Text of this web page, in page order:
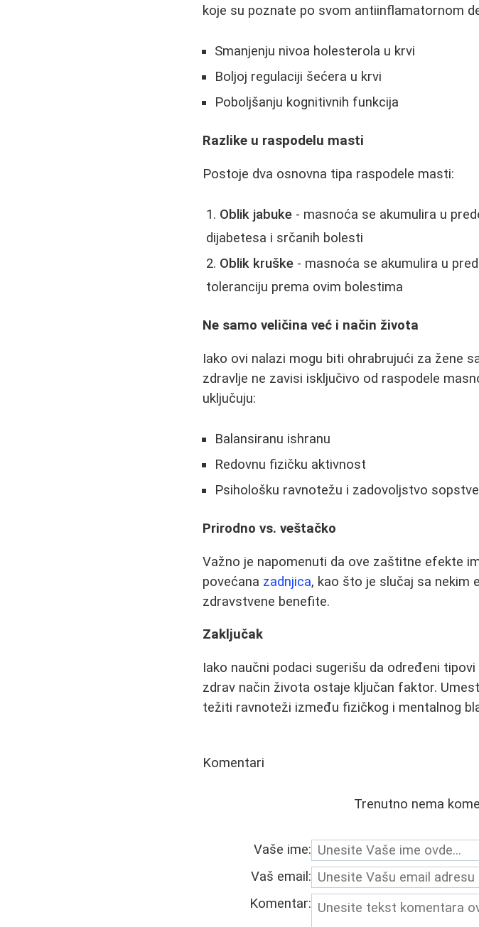
koje su poznate po svom antiinflamatornom
Smanjenju nivoa holesterola u krvi
Boljoj regulaciji šećera u krvi
Poboljšanju kognitivnih funkcija
Razlike u raspodelu masti
Postoje dva osnovna tipa raspodele masti:
Oblik jabuke - masnoća se akumulira u
dijabetesa i srčanih bolesti
Oblik kruške - masnoća se akumulira u
toleranciju prema ovim bolestima
Ne samo veličina već i način života
Iako ovi nalazi mogu biti ohrabrujući za žene
zdravlje ne zavisi isključivo od raspodele
uključuju:
Balansiranu ishranu
Redovnu fizičku aktivnost
Psihološku ravnotežu i zadovoljstvo
Prirodno vs. veštačko
Važno je napomenuti da ove zaštitne efekte
povećana zadnjica, kao što je slučaj sa nekim
zdravstvene benefite.
Zaključak
Iako naučni podaci sugerišu da određeni
zdrav način života ostaje ključan faktor.
težiti ravnoteži između fizičkog i mentalnog
Komentari
Trenutno nema
Vaše ime:
Vaš email:
Komentar: